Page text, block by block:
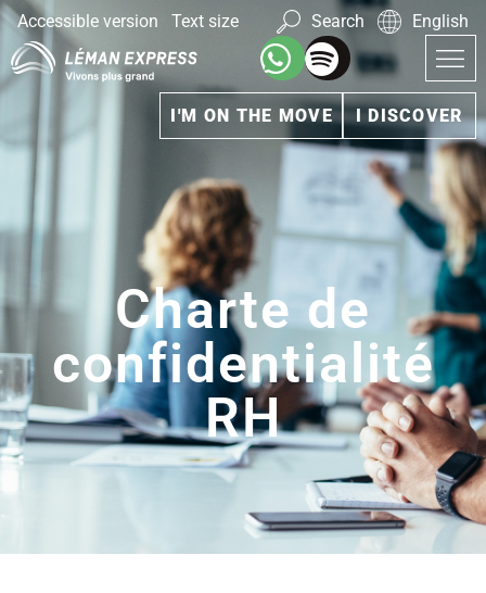
Accessible version Text size Search English
I'M ON THE MOVE I DISCOVER
Charte de
confidentialité
RH